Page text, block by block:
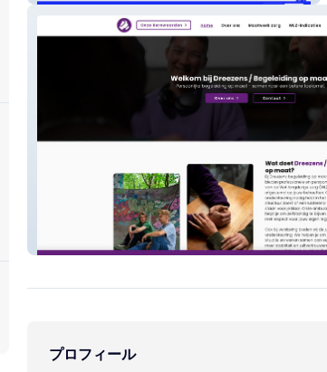
Dreezens Begeleiding
プロフィール